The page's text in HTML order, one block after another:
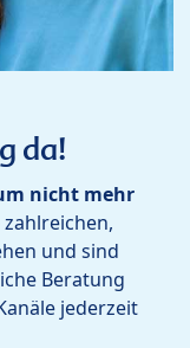
da!
nicht mehr
und sind
Beratung
jederzeit